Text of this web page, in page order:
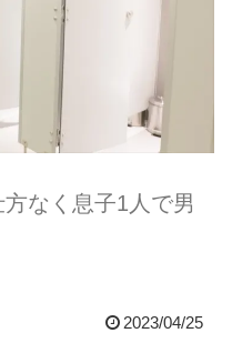
なく息子1人で男
2023/04/25